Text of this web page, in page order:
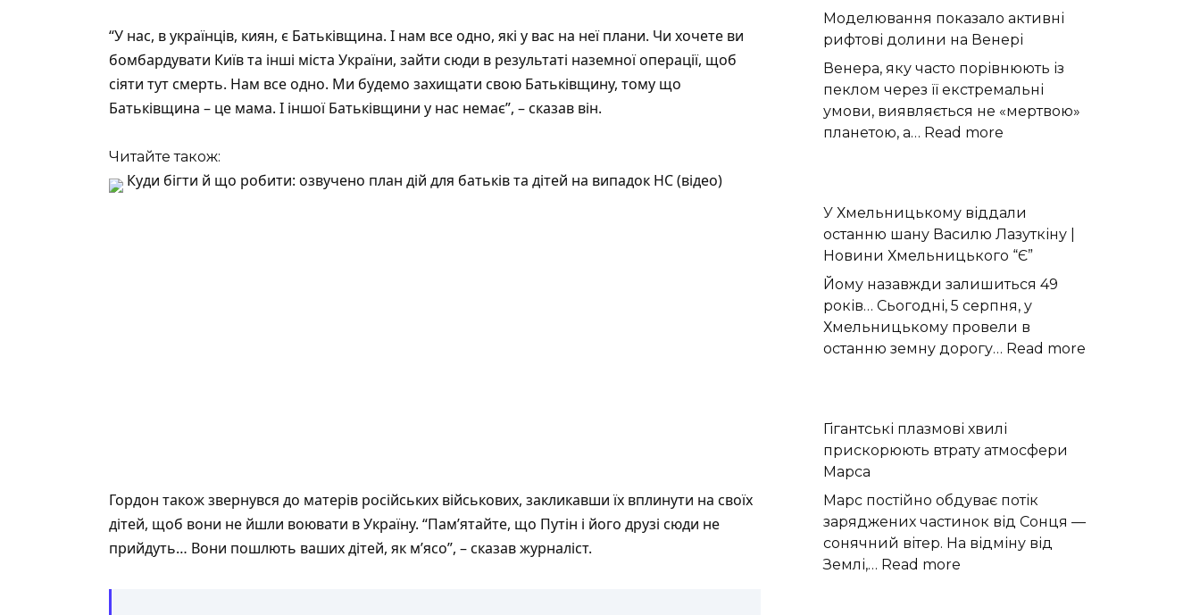
“У нас, в українців, киян, є Батьківщина. І нам все одно, які у вас на неї плани. Чи хочете ви
бомбардувати Київ та інші міста України, зайти сюди в результаті наземної операції, щоб
сіяти тут смерть. Нам все одно. Ми будемо захищати свою Батьківщину, тому що
Батьківщина – це мама. І іншої Батьківщини у нас немає”, – сказав він.
Читайте також:
Куди бігти й що робити: озвучено план дій для батьків та дітей на випадок НС (відео)
Гордон також звернувся до матерів російських військових, закликавши їх вплинути на своїх
дітей, щоб вони не йшли воювати в Україну. “Пам’ятайте, що Путін і його друзі сюди не
прийдуть… Вони пошлють ваших дітей, як м’ясо”, – сказав журналіст.
Моделювання показало активні
рифтові долини на Венері
Венера, яку часто порівнюють із
пеклом через її екстремальні
умови, виявляється не «мертвою»
планетою, а… Read more
рифтові
долини
на
Венері
У Хмельницькому віддали
останню шану Василю Лазуткіну |
Новини Хмельницького “Є”
Йому назавжди залишиться 49
років… Сьогодні, 5 серпня, у
Хмельницькому провели в
останню земну дорогу… Read more
|
Гігантські плазмові хвилі
прискорюють втрату атмосфери
Марса
Марс постійно обдуває потік
заряджених частинок від Сонця —
сонячний вітер. На відміну від
Землі,… Read more